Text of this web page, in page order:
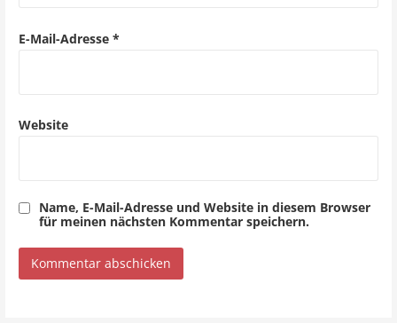
E-Mail-Adresse *
Website
Name, E-Mail-Adresse und Website in diesem Browser
für meinen nächsten Kommentar speichern.